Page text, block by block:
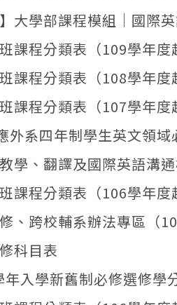
】大學部課程模組｜國際
課程分類表（109學年度
課程分類表（108學年度
課程分類表（107學年度
外系四年制學生英文領域
學、翻譯及國際英語溝
課程分類表（106學年度
、跨校輔系辦法專區（
科目表
入學新舊制必修選修學